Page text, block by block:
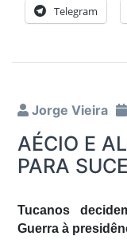
Telegram
Jorge Vieira
AÉCIO E
PARA
Tucanos
Guerra à